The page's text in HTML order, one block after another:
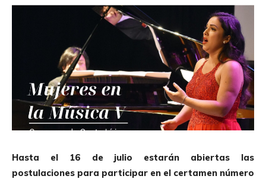
Hasta el 16 de julio estarán abiertas las
postulaciones para participar en el certamen número